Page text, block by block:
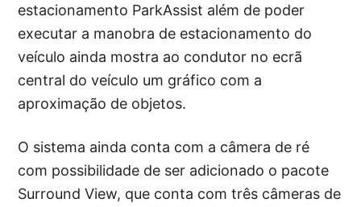
estacionamento ParkAssist além de poder
executar a manobra de estacionamento do
veículo ainda mostra ao condutor no ecrã
central do veículo um gráfico com a
aproximação de objetos.
O sistema ainda conta com a câmera de ré
com possibilidade de ser adicionado o pacote
Surround View, que conta com três câmeras de